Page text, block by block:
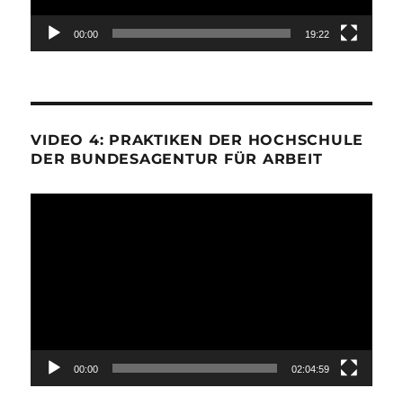
00:00 19:22
VIDEO 4: PRAKTIKEN DER HOCHSCHULE
DER BUNDESAGENTUR FÜR ARBEIT
00:00 02:04:59